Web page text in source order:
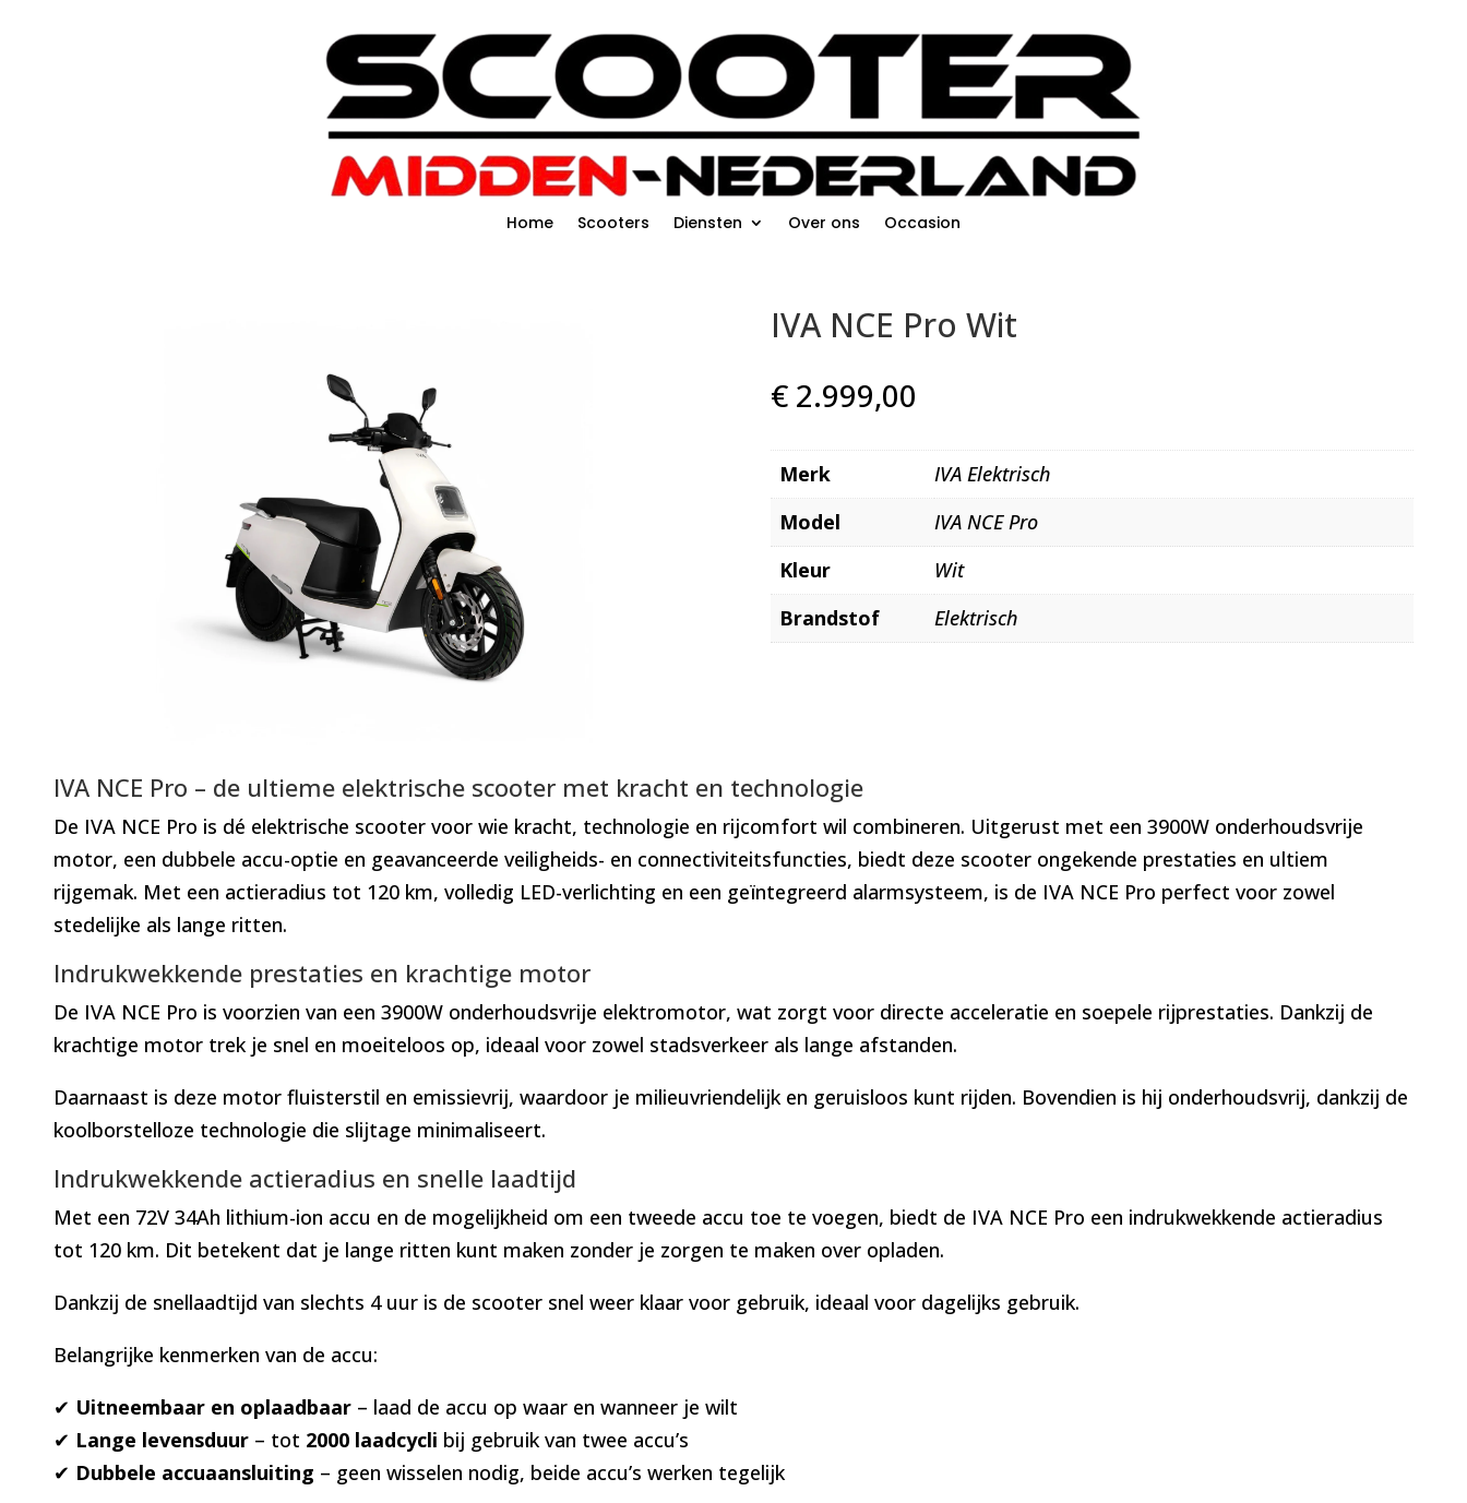
Home Scooters Diensten Over ons Occasion
IVA NCE Pro Wit
€ 2.999,00
Merk
IVA Elektrisch
Model
IVA NCE Pro
Kleur
Wit
Brandstof
Elektrisch
IVA NCE Pro – de ultieme elektrische scooter met kracht en technologie
De IVA NCE Pro is dé elektrische scooter voor wie kracht, technologie en rijcomfort wil combineren. Uitgerust met een 3900W onderhoudsvrije
motor, een dubbele accu-optie en geavanceerde veiligheids- en connectiviteitsfuncties, biedt deze scooter ongekende prestaties en ultiem
rijgemak. Met een actieradius tot 120 km, volledig LED-verlichting en een geïntegreerd alarmsysteem, is de IVA NCE Pro perfect voor zowel
stedelijke als lange ritten.
Indrukwekkende prestaties en krachtige motor
De IVA NCE Pro is voorzien van een 3900W onderhoudsvrije elektromotor, wat zorgt voor directe acceleratie en soepele rijprestaties. Dankzij de
krachtige motor trek je snel en moeiteloos op, ideaal voor zowel stadsverkeer als lange afstanden.
Daarnaast is deze motor fluisterstil en emissievrij, waardoor je milieuvriendelijk en geruisloos kunt rijden. Bovendien is hij onderhoudsvrij, dankzij de
koolborstelloze technologie die slijtage minimaliseert.
Indrukwekkende actieradius en snelle laadtijd
Met een 72V 34Ah lithium-ion accu en de mogelijkheid om een tweede accu toe te voegen, biedt de IVA NCE Pro een indrukwekkende actieradius
tot 120 km. Dit betekent dat je lange ritten kunt maken zonder je zorgen te maken over opladen.
Dankzij de snellaadtijd van slechts 4 uur is de scooter snel weer klaar voor gebruik, ideaal voor dagelijks gebruik.
Belangrijke kenmerken van de accu:
✔ Uitneembaar en oplaadbaar– laad de accu op waar en wanneer je wilt
✔ Lange levensduur– tot 2000 laadcycli bij gebruik van twee accu’s
✔ Dubbele accuaansluiting – geen wisselen nodig, beide accu’s werken tegelijk